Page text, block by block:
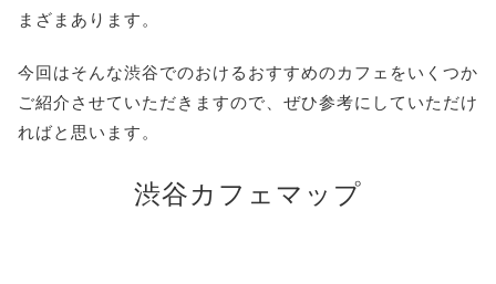
まざまあります。
今回はそんな渋谷でのおけるおすすめのカフェをいくつか
ご紹介させていただきますので、ぜひ参考にしていただけ
ればと思います。
渋谷カフェマップ